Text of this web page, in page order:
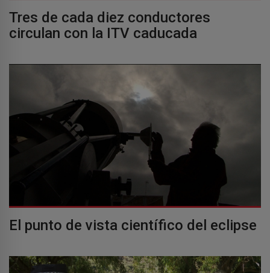
Tres de cada diez conductores
circulan con la ITV caducada
El punto de vista científico del eclipse